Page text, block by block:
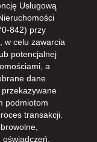
Usługową
842) przy
w celu zawarcia
potencjalnej
a
dane
podmiotom
transakcji.